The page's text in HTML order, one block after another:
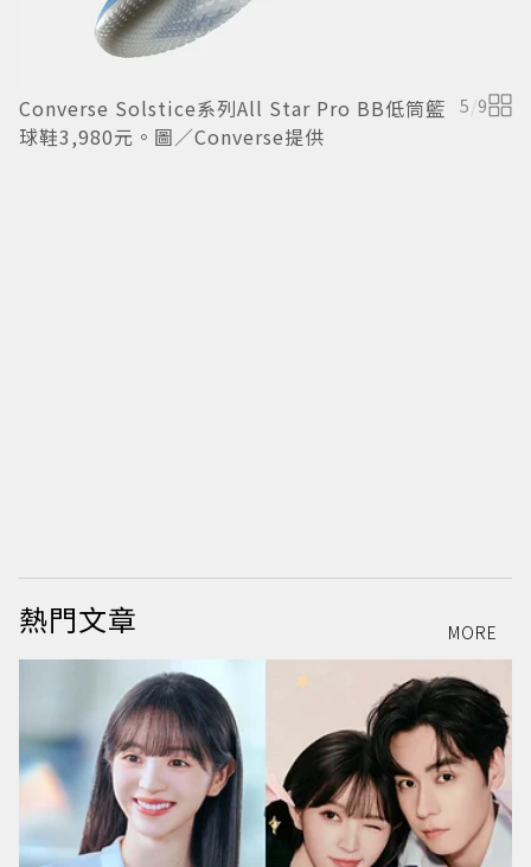
Converse Solstice系列All Star Pro BB低筒籃
球鞋3,980元。圖／Converse提供
5 /9
熱門文章 MORE